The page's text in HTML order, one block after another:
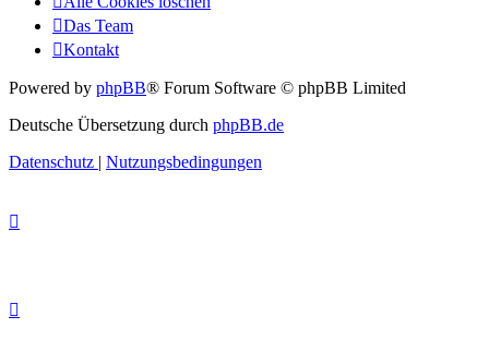
Das Team
Kontakt
Powered by phpBB® Forum Software © phpBB Limited
Deutsche Übersetzung durch phpBB.de
Datenschutz | Nutzungsbedingungen